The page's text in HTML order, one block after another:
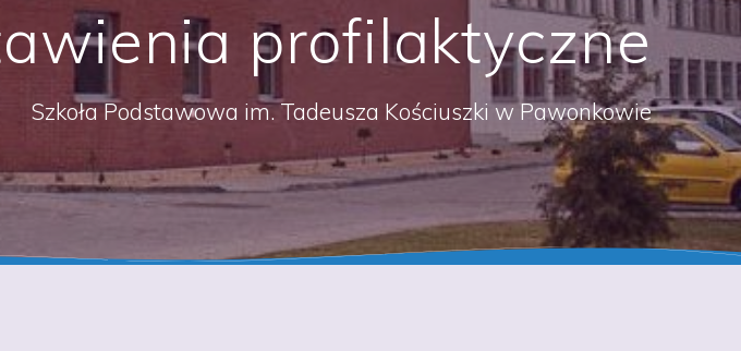
profilaktyczne
Szkoła Podstawowa im. Tadeusza Kościuszki w Pawonkowie